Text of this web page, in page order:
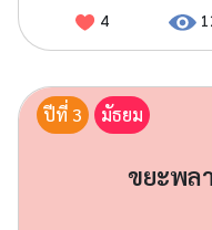
4
ปีที่ 3 มัธยม
ขยะพล